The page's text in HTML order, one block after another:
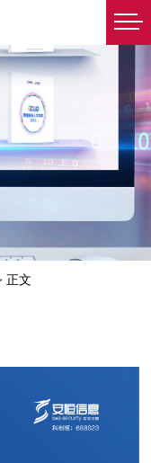
正文